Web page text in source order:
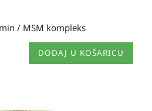
/ MSM kompleks
DODAJ U KOŠARICU